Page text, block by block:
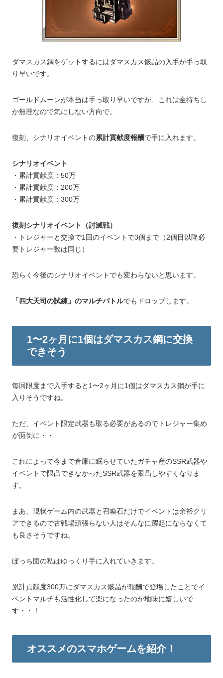
ダマスカス鋼をゲットするにはダマスカス骸晶の入手が手っ取
り早いです。
ゴールドムーンが本当は手っ取り早いですが、これは金持ちし
か無理なので気にしない方向で。
復刻、シナリオイベントの累計貢献度報酬で手に入れます。
シナリオイベント
・累計貢献度：50万
・累計貢献度：200万
・累計貢献度：300万
復刻シナリオイベント（討滅戦）
・トレジャーと交換で1回のイベントで3個まで（2個目以降必
要トレジャー数は同じ）
恐らく今後のシナリオイベントでも変わらないと思います。
「四大天司の試練」のマルチバトルでもドロップします。
1〜2ヶ月に1個はダマスカス鋼に交換
できそう
毎回限度まで入手すると1〜2ヶ月に1個はダマスカス鋼が手に
入りそうですね。
ただ、イベント限定武器も取る必要があるのでトレジャー集め
が面倒に・・
これによって今まで倉庫に眠らせていたガチャ産のSSR武器や
イベントで限凸できなかったSSR武器を限凸しやすくなりま
す。
まあ、現状ゲーム内の武器と召喚石だけでイベントは余裕クリ
アできるので古戦場頑張らない人はそんなに躍起にならなくて
も良さそうですね。
ぼっち団の私はゆっくり手に入れていきます。
累計貢献度300万にダマスカス骸晶が報酬で登場したことでイ
ベントマルチも活性化して楽になったのが地味に嬉しいで
す・・！
オススメのスマホゲームを紹介！